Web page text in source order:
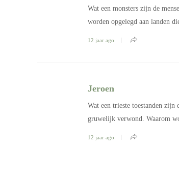
Wat een monsters zijn de
worden opgelegd aan landen
12 jaar ago
Jeroen
Wat een trieste toestanden
gruwelijk verwond. Waarom
12 jaar ago